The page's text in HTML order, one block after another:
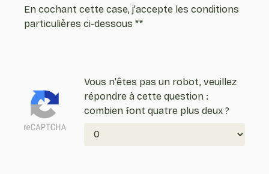
En cochant cette case, j'accepte les conditions
particulières ci-dessous **
Vous n'êtes pas un robot, veuillez
répondre à cette question :
combien font quatre plus deux ?